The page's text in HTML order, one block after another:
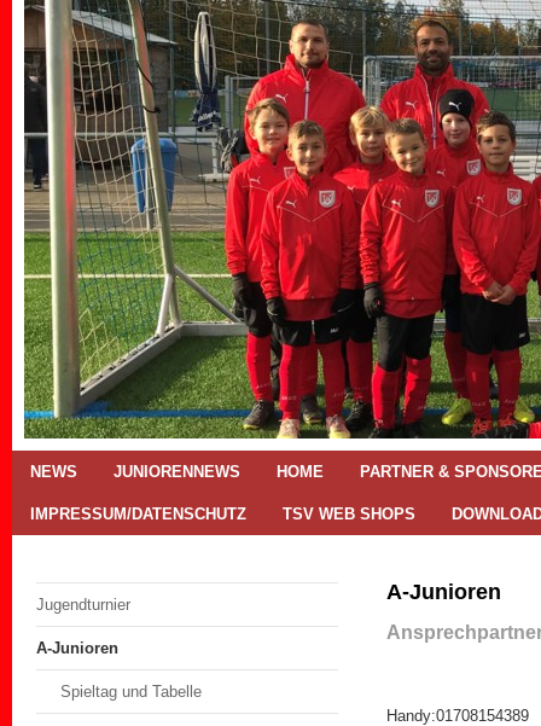
NEWS JUNIORENNEWS HOME PARTNER &
IMPRESSUM/DATENSCHUTZ TSV WEB SHOPS
Jugendturnier
A-Junioren
Spieltag und Tabelle
A-Junioren
Handy:01708154389